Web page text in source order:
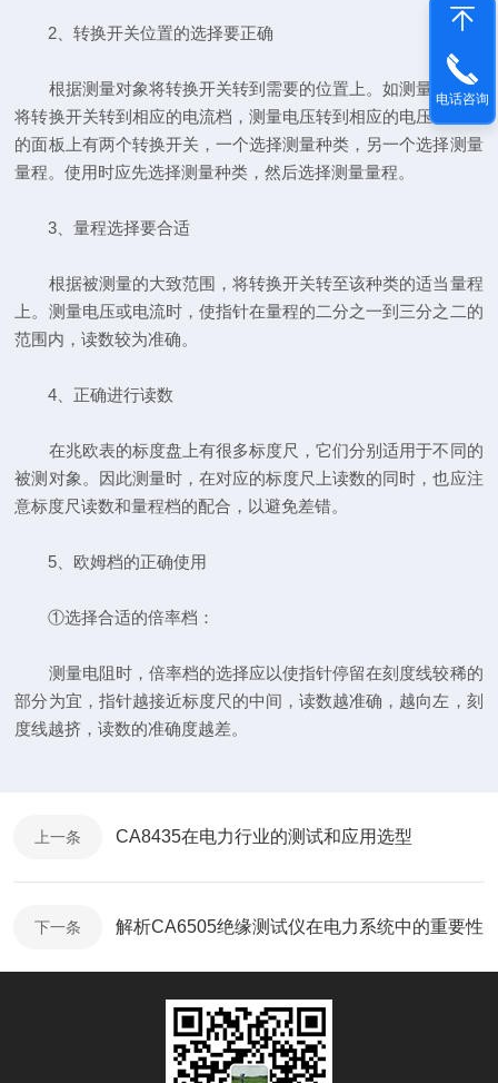
2、转换开关位置的选择要正确
根据测量对象将转换开关转到需要的位置上。如测量电流应
将转换开关转到相应的电流档，测量电压转到相应的电压档。有
的面板上有两个转换开关，一个选择测量种类，另一个选择测量
量程。使用时应先选择测量种类，然后选择测量量程。
3、量程选择要合适
根据被测量的大致范围，将转换开关转至该种类的适当量程
上。测量电压或电流时，使指针在量程的二分之一到三分之二的
范围内，读数较为准确。
4、正确进行读数
在兆欧表的标度盘上有很多标度尺，它们分别适用于不同的
被测对象。因此测量时，在对应的标度尺上读数的同时，也应注
意标度尺读数和量程档的配合，以避免差错。
5、欧姆档的正确使用
①选择合适的倍率档：
测量电阻时，倍率档的选择应以使指针停留在刻度线较稀的
部分为宜，指针越接近标度尺的中间，读数越准确，越向左，刻
度线越挤，读数的准确度越差。
上一条 CA8435在电力行业的测试和应用选型
下一条 解析CA6505绝缘测试仪在电力系统中的重要性
电话咨询